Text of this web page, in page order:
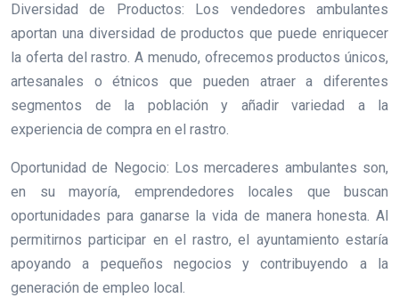
Diversidad de Productos: Los vendedores ambulantes
aportan una diversidad de productos que puede enriquecer
la oferta del rastro. A menudo, ofrecemos productos únicos,
artesanales o étnicos que pueden atraer a diferentes
segmentos de la población y añadir variedad a la
experiencia de compra en el rastro.
Oportunidad de Negocio: Los mercaderes ambulantes son,
en su mayoría, emprendedores locales que buscan
oportunidades para ganarse la vida de manera honesta. Al
permitirnos participar en el rastro, el ayuntamiento estaría
apoyando a pequeños negocios y contribuyendo a la
generación de empleo local.